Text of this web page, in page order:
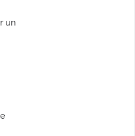
un